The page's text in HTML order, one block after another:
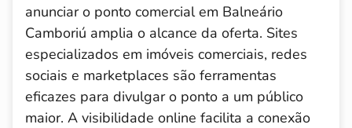
anunciar o ponto comercial em Balneário
Camboriú amplia o alcance da oferta. Sites
especializados em imóveis comerciais, redes
sociais e marketplaces são ferramentas
eficazes para divulgar o ponto a um público
maior. A visibilidade online facilita a conexão